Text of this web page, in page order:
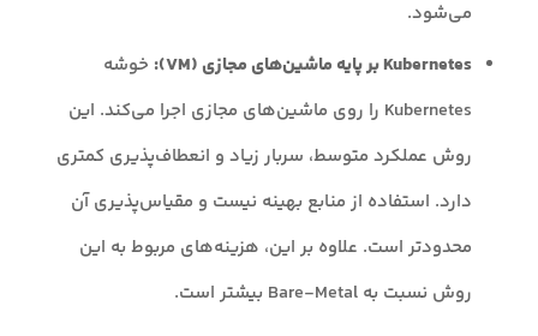
می‌شود.
Kubernetes بر پایه ماشین‌های مجازی (VM):
خوشه
Kubernetes را روی ماشین‌های مجازی اجرا می‌کند. این
روش عملکرد متوسط، سربار زیاد و انعطاف‌پذیری کمتری
دارد. استفاده از منابع بهینه نیست و مقیاس‌پذیری آن
محدودتر است. علاوه بر این، هزینه‌های مربوط به این
روش نسبت به Bare-Metal بیشتر است.